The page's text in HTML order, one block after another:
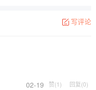
写评论
02-19
赞(1) 回复(0)